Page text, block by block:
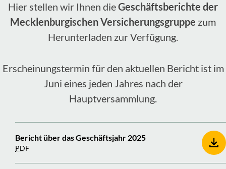
Hier stellen wir Ihnen dieGeschäftsberichte der
Mecklenburgischen Versicherungsgruppe zum
Herunterladen zur Verfügung.
Erscheinungstermin für den aktuellen Bericht ist im
Juni eines jeden Jahres nach der
Hauptversammlung.
Bericht über das Geschäftsjahr 2025
PDF